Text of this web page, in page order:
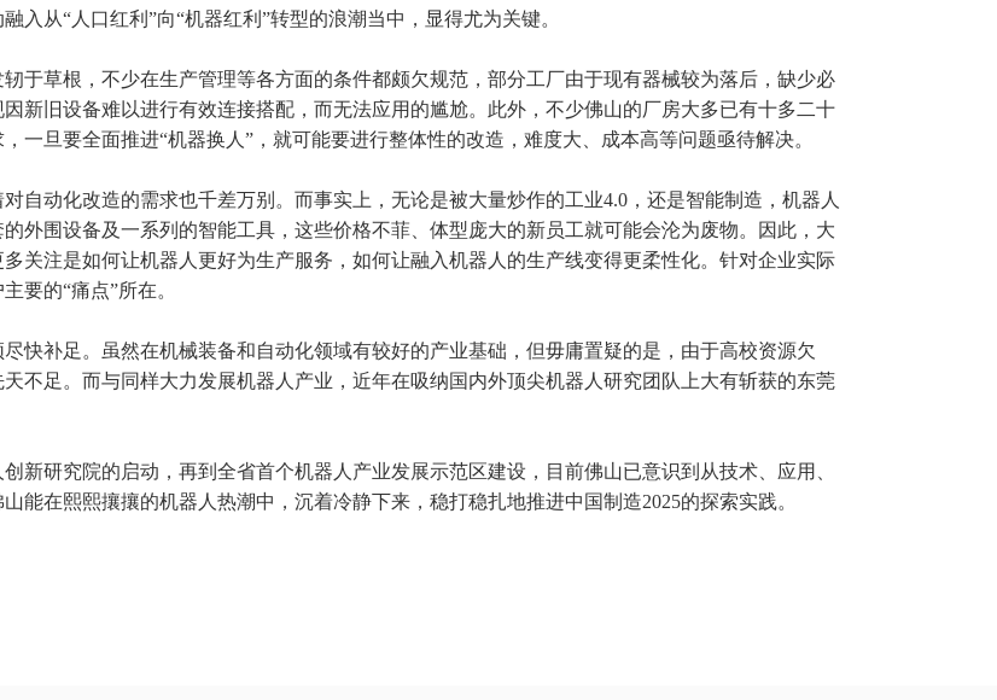
入从“人口红利”向“机器红利”转型的浪潮当中，显得尤为关键。
于草根，不少在生产管理等各方面的条件都颇欠规范，部分工厂由于现有器械较为落后，缺少必
新旧设备难以进行有效连接搭配，而无法应用的尴尬。此外，不少佛山的厂房大多已有十多二十
一旦要全面推进“机器换人”，就可能要进行整体性的改造，难度大、成本高等问题亟待解决。
自动化改造的需求也千差万别。而事实上，无论是被大量炒作的工业4.0 ，还是智能制造，机器人
外围设备及一系列的智能工具，这些价格不菲、体型庞大的新员工就可能会沦为废物。因此，大
关注是如何让机器人更好为生产服务，如何让融入机器人的生产线变得更柔性化。针对企业实际
要的“痛点”所在。
快补足。虽然在机械装备和自动化领域有较好的产业基础，但毋庸置疑的是，由于高校资源欠
不足。而与同样大力发展机器人产业，近年在吸纳国内外顶尖机器人研究团队上大有斩获的东莞
新研究院的启动，再到全省首个机器人产业发展示范区建设，目前佛山已意识到从技术、应用、
能在熙熙攘攘的机器人热潮中，沉着冷静下来，稳打稳扎地推进中国制造2025的探索实践。